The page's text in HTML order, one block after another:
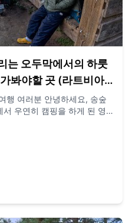
는 오두막에서의 하룻
봐야할 곳 (라트비아
송숲
. 비즈니스 이메
이메일:
카메라: